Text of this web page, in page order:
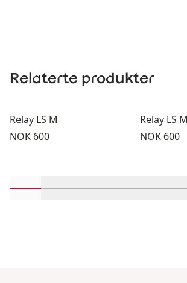
Relaterte produkter
Relay LS M
Pris:
NOK 600
Relay LS M
Pris:
NOK 600